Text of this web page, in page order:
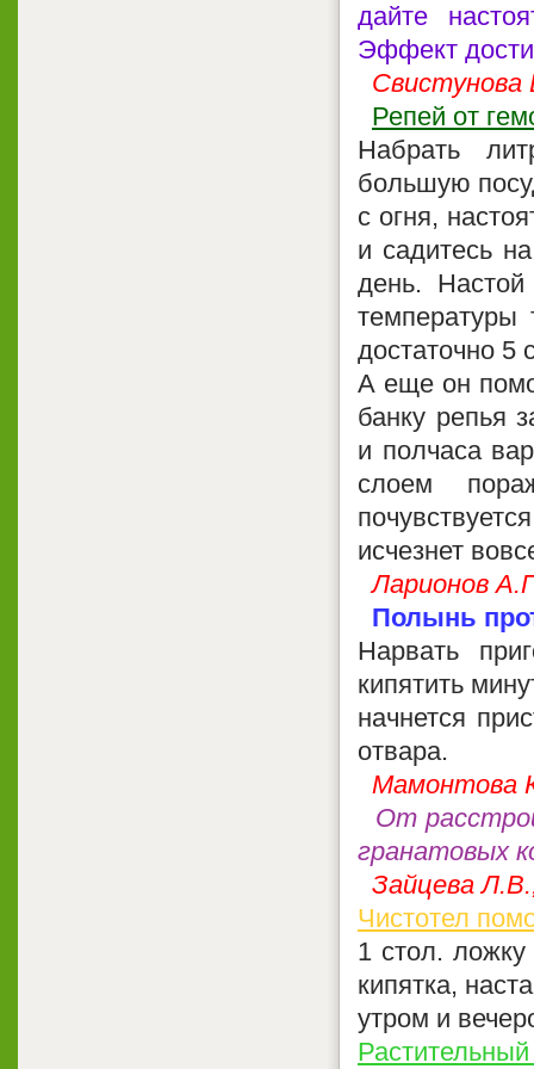
дайте
Эффект
Свистунова
Репей от
Набрать
большую
с огня,
и садитесь
день.
температуры
достаточно 5
А еще он
банку репья
и полчаса
слоем
исчезнет
Ларионов
Полынь
Нарвать
кипятить
начнется
отвара.
Мамонтова
От
гранатовых
Зайцева
Чистотел
1 стол. ложку
кипятка,
утром и